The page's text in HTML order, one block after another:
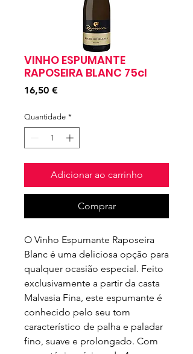
VINHO ESPUMANTE
RAPOSEIRA BLANC 75cl
16,50 €Preço
Quantidade *
Adicionar ao carrinho
Comprar
O Vinho Espumante Raposeira
Blanc é uma deliciosa opção para
qualquer ocasião especial. Feito
exclusivamente a partir da casta
Malvasia Fina, este espumante é
conhecido pelo seu tom
característico de palha e paladar
fino, suave e prolongado. Com